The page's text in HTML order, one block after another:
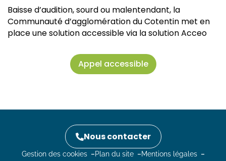
Baisse d’audition, sourd ou malentendant, la
Communauté d’agglomération du Cotentin met en
place une solution accessible via la solution Acceo
Appel accessible
Nous contacter
Gestion des cookies Plan du site Mentions légales